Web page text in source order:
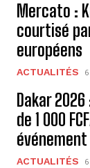
Mercato :
courtisé
européens
ACTUALITÉS
Dakar
de 1 000
ACTUALITÉS